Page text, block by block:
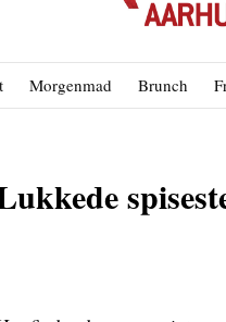
Morgenmad Brunch